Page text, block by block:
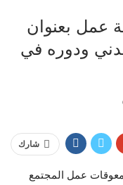
عمل بعنوان
ودوره في
شارك
عمل المجتمع